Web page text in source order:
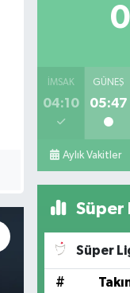
İMSAK
04:10
GÜNEŞ
05:47
Aylık Vakitler
Süper
Süper
#